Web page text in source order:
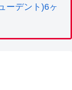
ーデント)6ヶ